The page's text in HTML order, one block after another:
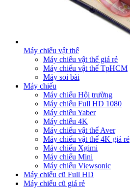
Máy chiếu vật thể
Máy chiếu vật thể giá rẻ
Máy chiếu vật thể TpHCM
Máy soi bài
Máy chiếu
Máy chiếu Hội trường
Máy chiếu Full HD 1080
Máy chiếu Yaber
Máy chiếu 4K
Máy chiếu vật thể Aver
Máy chiếu vật thể 4K giá rẻ
Máy chiếu Xgimi
Máy chiếu Mini
Máy chiếu Viewsonic
Máy chiếu cũ Full HD
Máy chiếu cũ giá rẻ